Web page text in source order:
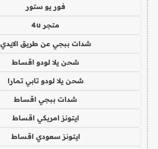
فور يو ستور
متجر 4u
شدات ببجي عن طريق الايدي
شحن يلا لودو اقساط
شحن يلا لودو تابي تمارا
شدات ببجي اقساط
ايتونز امريكي اقساط
ايتونز سعودي اقساط